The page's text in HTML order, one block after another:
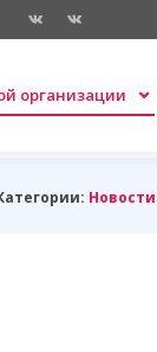
организации
Новости